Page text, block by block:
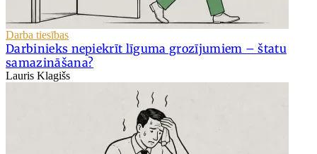
Darba tiesības
Darbinieks nepiekrīt līguma grozījumiem – štatu
samazināšana?
Lauris Klagišs